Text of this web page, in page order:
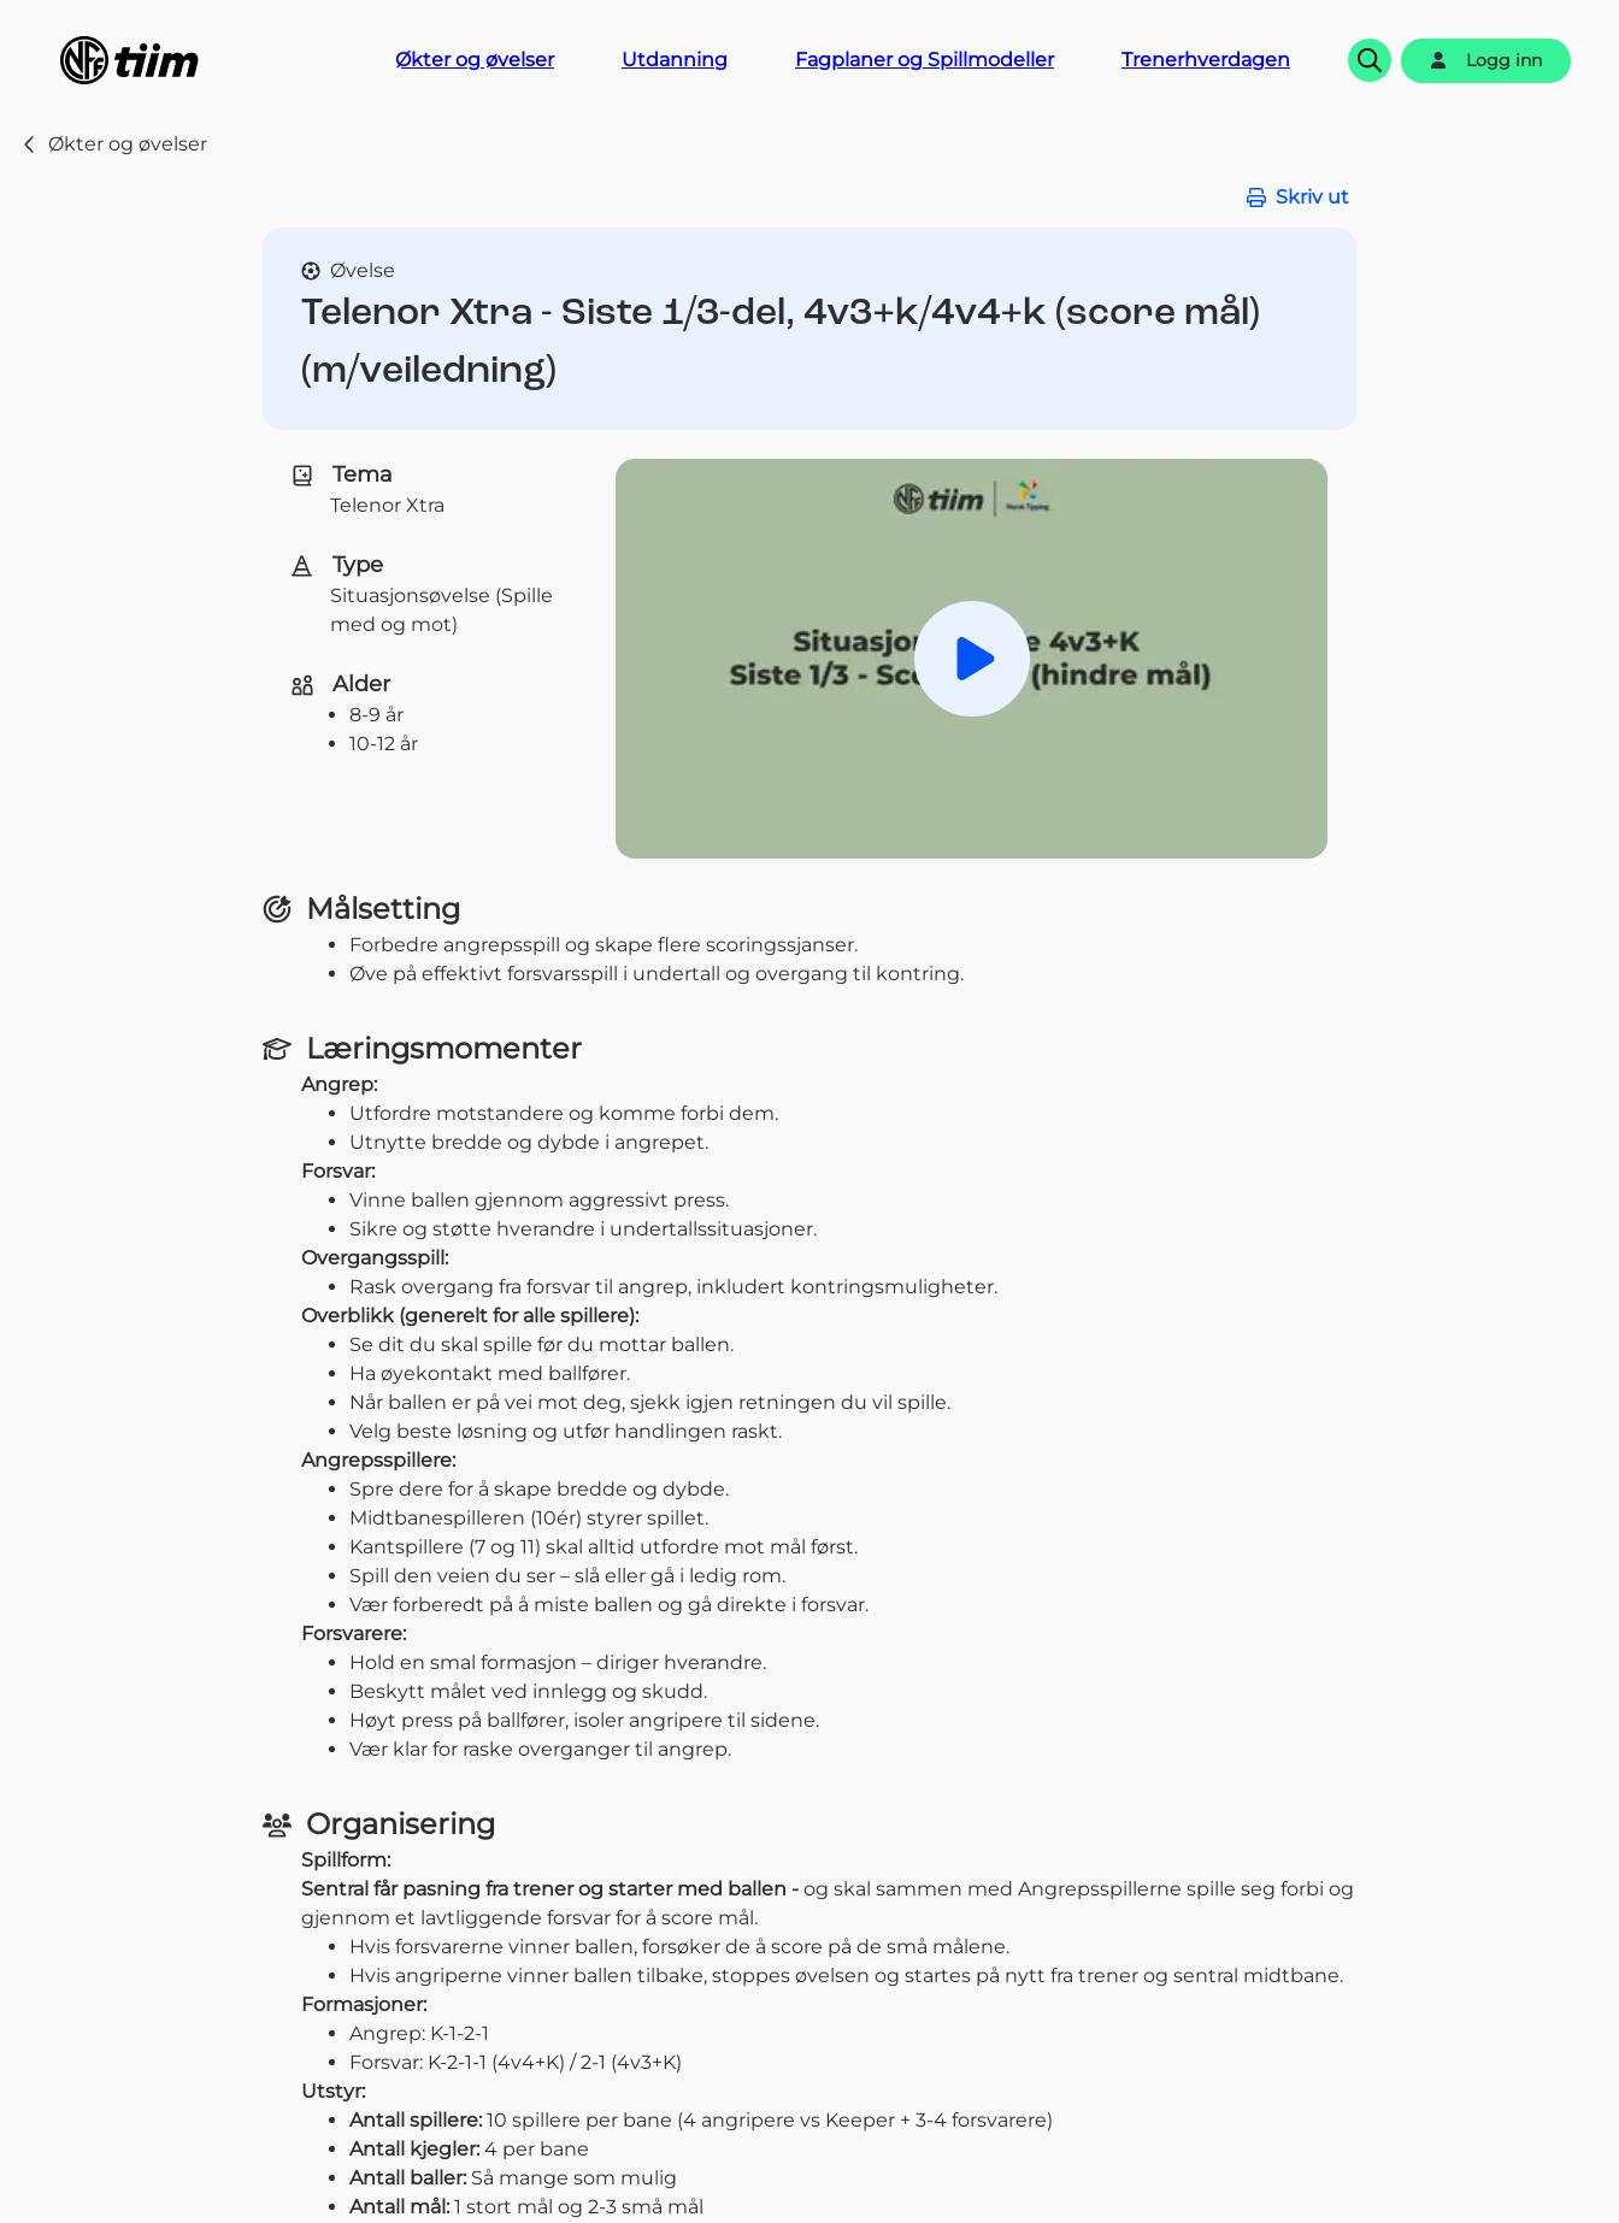
Økter og øvelser Utdanning Fagplaner og Spillmodeller Trenerhverdagen
Søk
Logg inn
Økter og øvelser
Skriv ut
Øvelse
Telenor Xtra - Siste 1/3-del, 4v3+k/4v4+k (score mål)
(m/veiledning)
Spill av
Tema
Telenor Xtra
Type
Situasjonsøvelse (Spille
med og mot)
Alder
8-9 år
10-12 år
Målsetting
Forbedre angrepsspill og skape flere scoringssjanser.
Øve på effektivt forsvarsspill i undertall og overgang til kontring.
Læringsmomenter
Angrep:
Utfordre motstandere og komme forbi dem.
Utnytte bredde og dybde i angrepet.
Forsvar:
Vinne ballen gjennom aggressivt press.
Sikre og støtte hverandre i undertallssituasjoner.
Overgangsspill:
Rask overgang fra forsvar til angrep, inkludert kontringsmuligheter.
Overblikk (generelt for alle spillere):
Se dit du skal spille før du mottar ballen.
Ha øyekontakt med ballfører.
Når ballen er på vei mot deg, sjekk igjen retningen du vil spille.
Velg beste løsning og utfør handlingen raskt.
Angrepsspillere:
Spre dere for å skape bredde og dybde.
Midtbanespilleren (10ér) styrer spillet.
Kantspillere (7 og 11) skal alltid utfordre mot mål først.
Spill den veien du ser – slå eller gå i ledig rom.
Vær forberedt på å miste ballen og gå direkte i forsvar.
Forsvarere:
Hold en smal formasjon – diriger hverandre.
Beskytt målet ved innlegg og skudd.
Høyt press på ballfører, isoler angripere til sidene.
Vær klar for raske overganger til angrep.
Organisering
Spillform:
Sentral får pasning fra trener og starter med ballen - og skal sammen med Angrepsspillerne spille seg forbi og
gjennom et lavtliggende forsvar for å score mål.
Hvis forsvarerne vinner ballen, forsøker de å score på de små målene.
Hvis angriperne vinner ballen tilbake, stoppes øvelsen og startes på nytt fra trener og sentral midtbane.
Formasjoner:
Angrep: K-1-2-1
Forsvar: K-2-1-1 (4v4+K) / 2-1 (4v3+K)
Utstyr:
Antall spillere: 10 spillere per bane (4 angripere vs Keeper + 3-4 forsvarere)
Antall kjegler: 4 per bane
Antall baller: Så mange som mulig
Antall mål: 1 stort mål og 2-3 små mål